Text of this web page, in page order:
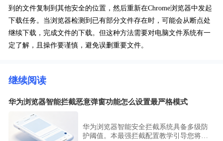
到的文件复制到其他安全的位置，然后重新在Chrome浏览器中发起
下载任务。当浏览器检测到已有部分文件存在时，可能会从断点处
继续下载，完成文件的下载。但这种方法需要对电脑文件系统有一
定了解，且操作要谨慎，避免误删重要文件。
继续阅读
华为浏览器智能拦截恶意弹窗功能怎么设置最严格模式
华为浏览器智能安全拦截系统具备多级防
护阈值。本最强拦截配置教学引导您将防